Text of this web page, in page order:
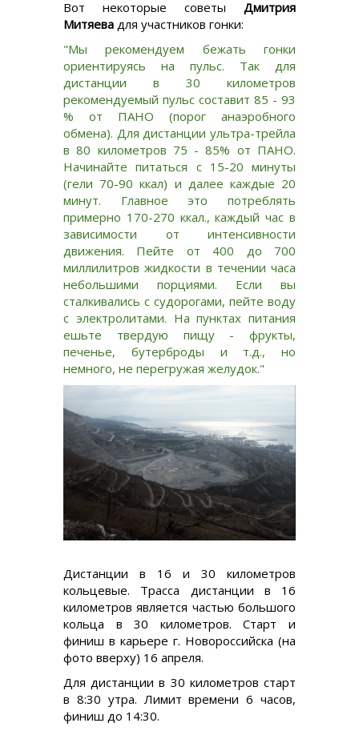
Вот некоторые советы Дмитрия
Митяева для участников гонки:
"Мы рекомендуем бежать гонки
ориентируясь на пульс. Так для
дистанции в 30 километров
рекомендуемый пульс составит 85 - 93
% от ПАНО (порог анаэробного
обмена). Для дистанции ультра-трейла
в 80 километров 75 - 85% от ПАНО.
Начинайте питаться с 15-20 минуты
(гели 70-90 ккал) и далее каждые 20
минут. Главное это потреблять
примерно 170-270 ккал., каждый час в
зависимости от интенсивности
движения. Пейте от 400 до 700
миллилитров жидкости в течении часа
небольшими порциями. Если вы
сталкивались с судорогами, пейте воду
с электролитами. На пунктах питания
ешьте твердую пищу - фрукты,
печенье, бутерброды и т.д., но
немного, не перегружая желудок."
Дистанции в 16 и 30 километров
кольцевые. Трасса дистанции в 16
километров является частью большого
кольца в 30 километров. Старт и
финиш в карьере г. Новороссийска (на
фото вверху) 16 апреля.
Для дистанции в 30 километров старт
в 8:30 утра. Лимит времени 6 часов,
финиш до 14:30.